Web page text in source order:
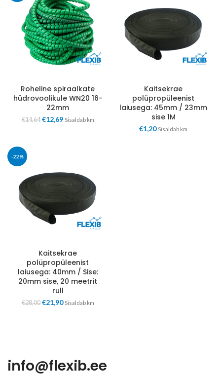
Roheline spiraalkate
hüdrovoolikule WN20 16-
22mm
€14,64 €12,69 Sisaldab km
Kaitsekrae
polüpropüleenist
laiusega: 45mm / 23mm
sise 1M
€1,20 Sisaldab km
-22%
Kaitsekrae
polüpropüleenist
laiusega: 40mm / Sise:
20mm sise, 20 meetrit
rull
€28,00 €21,90 Sisaldab km
info@flexib.ee